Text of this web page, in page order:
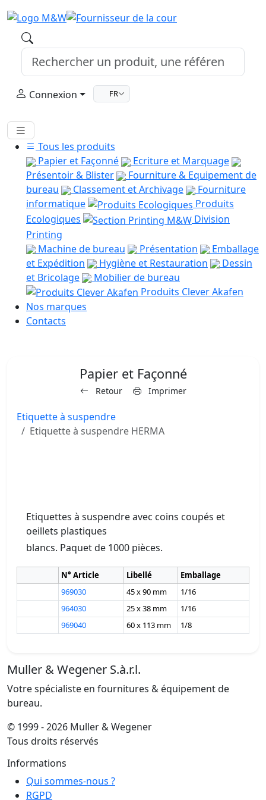
Connexion FR
Tous les produits
Papier et Façonné
Ecriture et Marquage
Présentoir & Blister
Fourniture & Equipement de
bureau
Classement et Archivage
Fourniture
informatique
Produits
Ecologiques
Division
Printing
Machine de bureau
Présentation
Emballage
et Expédition
Hygiène et Restauration
Dessin
et Bricolage
Mobilier de bureau
Produits Clever Akafen
Nos marques
Contacts
Papier et Façonné
Retour Imprimer
Etiquette à suspendre
Etiquette à suspendre HERMA
Etiquettes à suspendre avec coins coupés et
oeillets plastiques
blancs. Paquet de 1000 pièces.
N° Article Libellé
Emballage
969030
45 x 90 mm
1/16
964030
25 x 38 mm
1/16
969040
60 x 113 mm 1/8
Muller & Wegener S.à.r.l.
Votre spécialiste en fournitures & équipement de
bureau.
© 1999 - 2026 Muller & Wegener
Tous droits réservés
Informations
Qui sommes-nous ?
RGPD